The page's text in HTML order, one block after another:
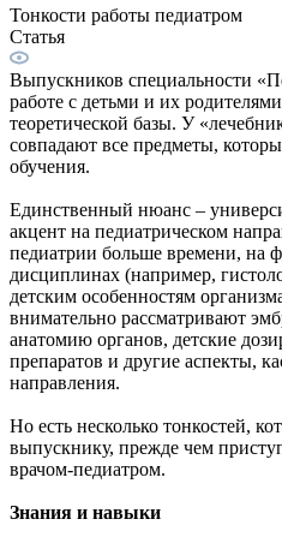
Тонкости работы педиатром
Статья
Выпускников специальности
работе с детьми и их
теоретической базы. У
совпадают все предметы,
обучения.
Единственный нюанс –
акцент на педиатрическом
педиатрии больше времени, на
дисциплинах (например,
детским особенностям
внимательно рассматривают
анатомию органов, детские
препаратов и другие аспекты,
направления.
Но есть несколько тонкостей,
выпускнику, прежде чем
врачом-педиатром.
Знания и навыки